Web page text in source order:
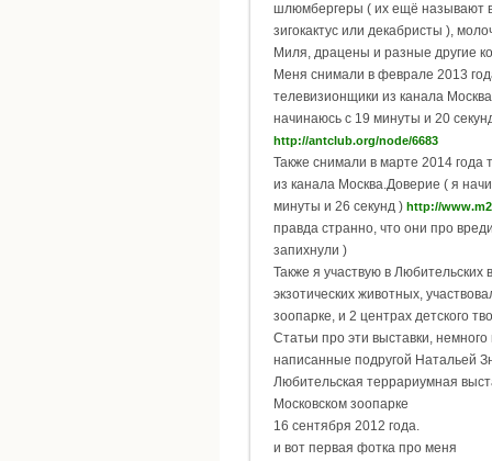
шлюмбергеры ( их ещё называют
зигокактус или декабристы ),
Миля, драцены и разные другие
Меня снимали в феврале 2013
телевизионщики из канала
начинаюсь с 19 минуты и 20
http://antclub.org/node/6683
Также снимали в марте 2014 года
из канала Москва.Доверие ( я
минуты и 26 секунд ) http://
правда странно, что они про
запихнули )
Также я участвую в Любительских
экзотических животных,
зоопарке, и 2 центрах детского
Статьи про эти выставки,
написанные подругой Натальей
Любительская террариумная
Московском зоопарке
16 сентября 2012 года.
и вот первая фотка про меня